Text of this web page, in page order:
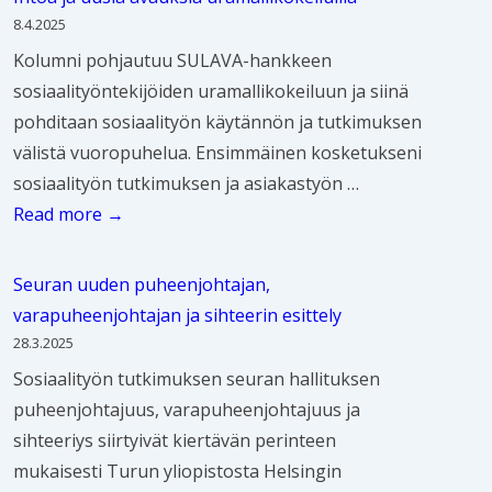
e
i
d
e
n
t
o
e
u
t
t
a
m
a
i
r
j
a
s
s
a
a
a
n
2
0
2
7
j
i
i
s
t
a
p
ä
ä
k
e
h
i
t
y
s
O
a
i
t
k
i
m
u
k
s
e
v
u
o
s
i
k
i
a
a
p
l
i
i
k
k
a
j
a
8.4.2025
Kolumni pohjautuu SULAVA-hankkeen
sosiaalityöntekijöiden uramallikokeiluun ja siinä
pohditaan sosiaalityön käytännön ja tutkimuksen
välistä vuoropuhelua. Ensimmäinen kosketukseni
sosiaalityön tutkimuksen ja asiakastyön …
T
t
i
j
s
Read more →
Seuran uuden puheenjohtajan,
varapuheenjohtajan ja sihteerin esittely
28.3.2025
Sosiaalityön tutkimuksen seuran hallituksen
puheenjohtajuus, varapuheenjohtajuus ja
sihteeriys siirtyivät kiertävän perinteen
mukaisesti Turun yliopistosta Helsingin